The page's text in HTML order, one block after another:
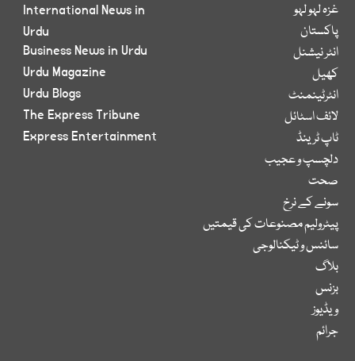
غزہ لہو لہو
پاکستان
انٹر نیشنل
کھیل
انٹرٹینمنٹ
لائف اسٹائل
ٹاپ ٹرینڈ
دلچسپ و عجیب
صحت
سونے کے نرخ
پیٹرولیم مصنوعات کی قیمتیں
سائنس و ٹیکنالوجی
بلاگ
بزنس
ویڈیوز
جرائم
International News in
Urdu
Business News in Urdu
Urdu Magazine
Urdu Blogs
The Express Tribune
Express Entertainment